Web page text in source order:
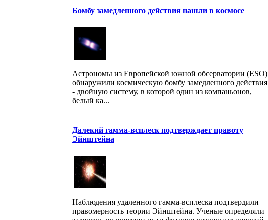
Бомбу замедленного действия нашли в космосе
Астрономы из Европейской южной обсерватории (ESO)
обнаружили космическую бомбу замедленного действия
- двойную систему, в которой один из компаньонов,
белый ка...
Далекий гамма-всплеск подтверждает правоту
Эйнштейна
Наблюдения удаленного гамма-всплеска подтвердили
правомерность теории Эйнштейна. Ученые определяли